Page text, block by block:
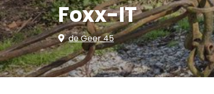
Foxx-IT
de Geer 45